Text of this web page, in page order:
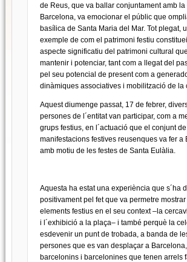
de Reus, que va ballar conjuntament amb la
Barcelona, va emocionar el públic que
basílica de Santa Maria del Mar. Tot plegat,
exemple de com el patrimoni festiu
aspecte significatiu del patrimoni cultural
mantenir i potenciar, tant com a llegat del
pel seu potencial de present com a
dinàmiques associatives i mobilització de la
Aquest diumenge passat, 17 de febrer,
persones de l´entitat van participar, com a
grups festius, en l´actuació que el conjunt de
manifestacions festives reusenques va fer a
amb motiu de les festes de Santa Eulàlia.
Aquesta ha estat una experiència que s´ha
positivament pel fet que va permetre
elements festius en el seu context –la
i l´exhibició a la plaça– i també perquè la
esdevenir un punt de trobada, a banda de
persones que es van desplaçar a
barcelonins i barcelonines que tenen arrels